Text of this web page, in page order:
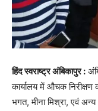
हिंद स्वराष्ट्र अंबिकापुर :
कार्यालय में औचक निरीक्षण
भगत, मीना मिश्रा, एवं अन्य